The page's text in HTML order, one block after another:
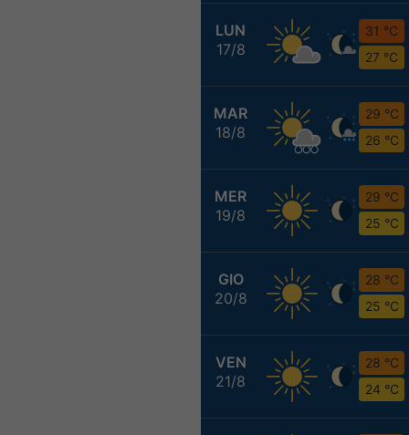
LUN
17/8
31 °C
27 °C
MAR
18/8
29 °C
26 °C
MER
19/8
29 °C
25 °C
GIO
20/8
28 °C
25 °C
VEN
21/8
28 °C
24 °C